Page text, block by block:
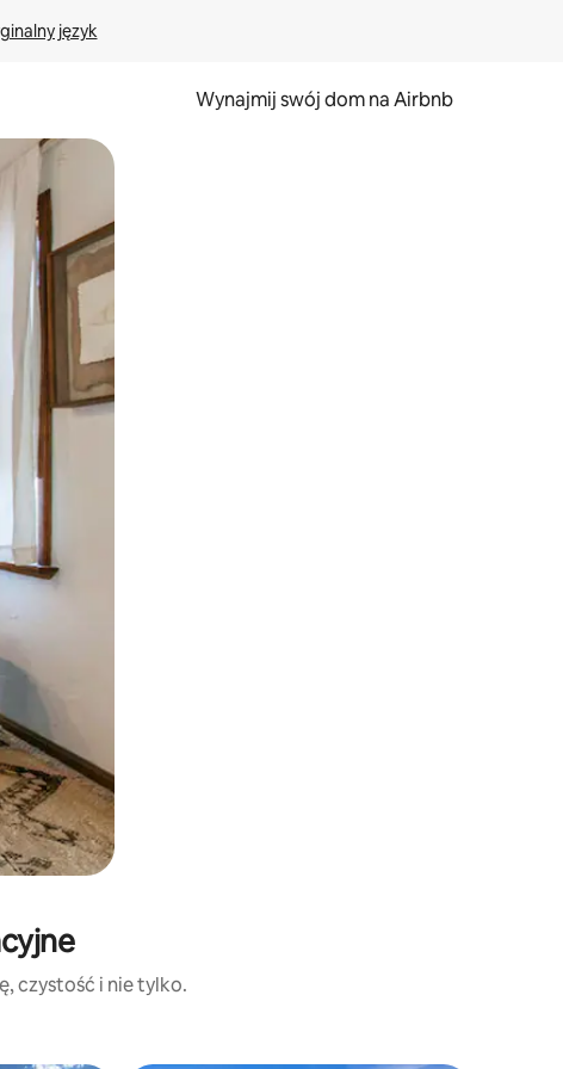
język
Wynajmij swój dom na Airbnb
za pomocą gestów dotykowych lub przesuwania.
czystość i nie tylko.